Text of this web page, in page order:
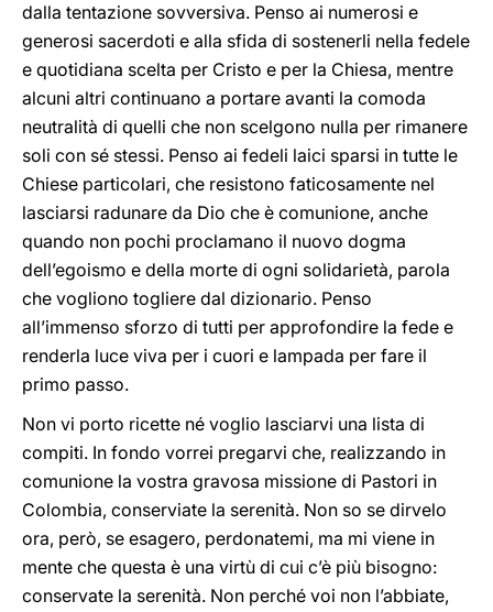
dalla tentazione sovversiva. Penso ai numerosi e
generosi sacerdoti e alla sfida di sostenerli nella fedele
e quotidiana scelta per Cristo e per la Chiesa, mentre
alcuni altri continuano a portare avanti la comoda
neutralità di quelli che non scelgono nulla per rimanere
soli con sé stessi. Penso ai fedeli laici sparsi in tutte le
Chiese particolari, che resistono faticosamente nel
lasciarsi radunare da Dio che è comunione, anche
quando non pochi proclamano il nuovo dogma
dell’egoismo e della morte di ogni solidarietà, parola
che vogliono togliere dal dizionario. Penso
all’immenso sforzo di tutti per approfondire la fede e
renderla luce viva per i cuori e lampada per fare il
primo passo.
Non vi porto ricette né voglio lasciarvi una lista di
compiti. In fondo vorrei pregarvi che, realizzando in
comunione la vostra gravosa missione di Pastori in
Colombia, conserviate la serenità. Non so se dirvelo
ora, però, se esagero, perdonatemi, ma mi viene in
mente che questa è una virtù di cui c’è più bisogno:
conservate la serenità. Non perché voi non l’abbiate,